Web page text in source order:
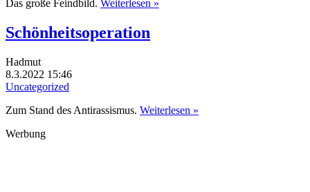
Das große Feindbild. Weiterlesen »
Schönheitsoperation
Hadmut
8.3.2022 15:46
Uncategorized
Zum Stand des Antirassismus. Weiterlesen »
Werbung